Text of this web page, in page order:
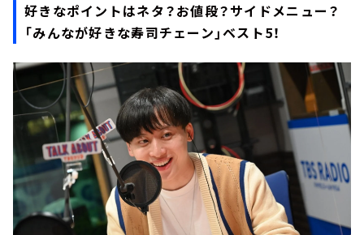
好きなポイントはネタ？お値段？サイドメニュー？
「みんなが好きな寿司チェーン」ベスト5！